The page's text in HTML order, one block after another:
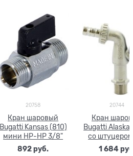
20758
Кран шаровый
Bugatti Kansas (810)
мини НР-НР 3/8"
892 руб.
20744
Кран
Bugatti Alaska
со
(ручка) 3/
1 684